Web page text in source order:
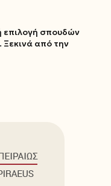
επιλογή σπουδών
από την